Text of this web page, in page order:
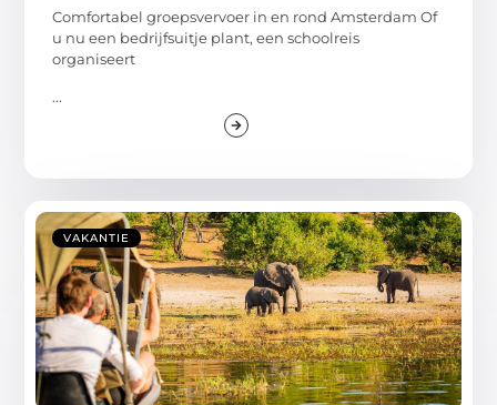
Comfortabel groepsvervoer in en rond Amsterdam Of
u nu een bedrijfsuitje plant, een schoolreis
organiseert
...
VAKANTIE